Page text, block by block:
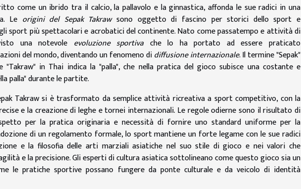
come un ibrido tra il calcio, la pallavolo e la ginnastica, affonda le sue radici in una
Le origini del Sepak Takrawsono oggetto di fascino per storici dello sport e
sport più spettacolari e acrobatici del continente. Nato come passatempo e attività di
una notevole evoluzione sportivache lo ha portato ad essere praticato
del mondo, diventando un fenomeno didiffusione internazionale. Il termine "Sepak"
"Takraw" in Thai indica la "palla", che nella pratica del gioco subisce una costante e
palla" durante le partite.
Takraw si è trasformato da semplice attività ricreativa a sport competitivo, con la
e la creazione di leghe e tornei internazionali. Le regole odierne sono il risultato di
per la pratica originaria e necessità di fornire uno standard uniforme per la
di un regolamento formale, lo sport mantiene un forte legame con le sue radici
e la filosofia delle arti marziali asiatiche nel suo stile di gioco e nei valori che
e la precisione. Gli esperti di cultura asiatica sottolineano come questo gioco sia un
le pratiche sportive possano fungere da ponte culturale e da veicolo di identità